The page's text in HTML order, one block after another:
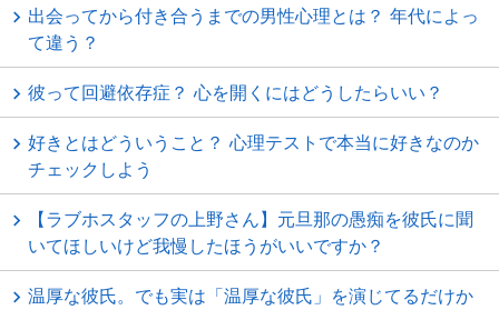
出会ってから付き合うまでの男性心理とは？ 年代によっ
て違う？
彼って回避依存症？ 心を開くにはどうしたらいい？
好きとはどういうこと？ 心理テストで本当に好きなのか
チェックしよう
【ラブホスタッフの上野さん】元旦那の愚痴を彼氏に聞
いてほしいけど我慢したほうがいいですか？
温厚な彼氏。でも実は「温厚な彼氏」を演じてるだけか